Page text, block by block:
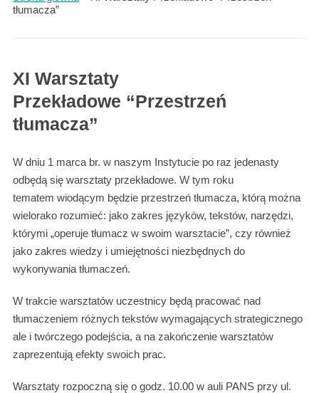
tłumacza”
XI Warsztaty
Przekładowe “Przestrzeń
tłumacza”
W dniu 1 marca br. w naszym Instytucie po raz jedenasty
odbędą się warsztaty przekładowe. W tym roku
tematem wiodącym będzie przestrzeń tłumacza, którą można
wielorako rozumieć: jako zakres języków, tekstów, narzędzi,
którymi „operuje tłumacz w swoim warsztacie”, czy również
jako zakres wiedzy i umiejętności niezbędnych do
wykonywania tłumaczeń.
W trakcie warsztatów uczestnicy będą pracować nad
tłumaczeniem różnych tekstów wymagających strategicznego
ale i twórczego podejścia, a na zakończenie warsztatów
zaprezentują efekty swoich prac.
Warsztaty rozpoczną się o godz. 10.00 w auli PANS przy ul.